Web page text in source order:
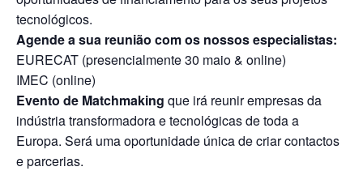
tecnológicos.
Agende a sua reunião com os nossos especialistas:
EURECAT (presencialmente 30 maio & online)
IMEC (online)
Evento de Matchmaking que irá reunir empresas da
indústria transformadora e tecnológicas de toda a
Europa. Será uma oportunidade única de criar contactos
e parcerias.